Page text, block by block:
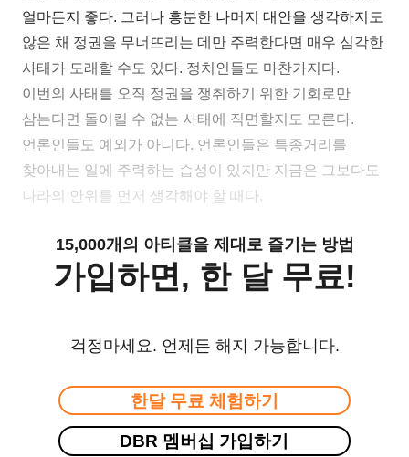
얼마든지 좋다. 그러나 흥분한 나머지 대안을 생각하지도
않은 채 정권을 무너뜨리는 데만 주력한다면 매우 심각한
사태가 도래할 수도 있다. 정치인들도 마찬가지다.
이번의 사태를 오직 정권을 쟁취하기 위한 기회로만
삼는다면 돌이킬 수 없는 사태에 직면할지도 모른다.
언론인들도 예외가 아니다. 언론인들은 특종거리를
찾아내는 일에 주력하는 습성이 있지만 지금은 그보다도
나라의 안위를 먼저 생각해야 할 때다.
15,000개의 아티클을 제대로 즐기는 방법
가입하면, 한 달 무료!
걱정마세요. 언제든 해지 가능합니다.
한달 무료 체험하기
DBR 멤버십 가입하기